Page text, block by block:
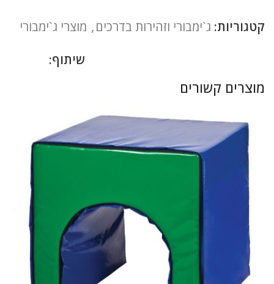
קטגוריות: ג`ימבורי וזהירות בדרכים, מוצרי ג`ימבורי
שיתוף:
מוצרים קשורים